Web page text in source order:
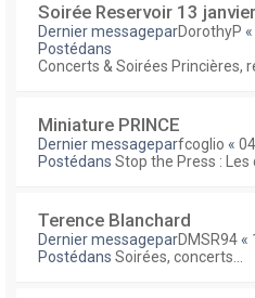
Soirée Reservoir 13 janvier
Dernier messageparDorothyP «
Postédans
Concerts & Soirées Princières,
Miniature PRINCE
Dernier messageparfcoglio «
Postédans Stop the Press :
Terence Blanchard
Dernier messageparDMSR94 «
Postédans Soirées, concerts...